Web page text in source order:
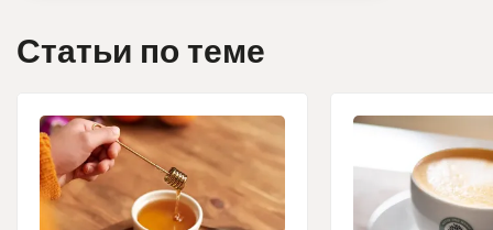
Статьи по теме